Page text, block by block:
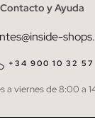
política de privacidad
SUSCRIBIRME
la suscripción en
Contacto y Ayuda
+34 900 10 32 57
a viernes de 8:00 a